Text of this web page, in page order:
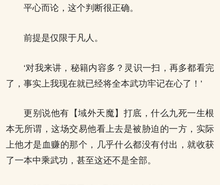
平心而论，这个判断很正确。
前提是仅限于凡人。
‘对我来讲，秘籍内容多？灵识一扫，再多都看完
了，事实上我现在就已经将全本武功牢记在心了！’
更别说他有【域外天魔】打底，什么九死一生根
本无所谓，这场交易他看上去是被胁迫的一方，实际
上他才是血赚的那个，几乎什么都没有付出，就收获
了一本中乘武功，甚至这还不是全部。